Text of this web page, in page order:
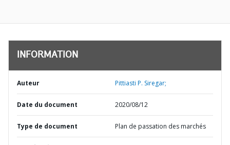
INFORMATION
Auteur Pittiasti P. Siregar;
Date du document 2020/08/12
Type de document Plan de passation des marchés